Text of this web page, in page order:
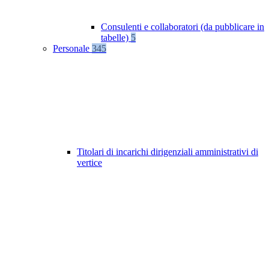
Consulenti e collaboratori (da pubblicare in
tabelle) 5
Personale 345
Titolari di incarichi dirigenziali amministrativi di
vertice